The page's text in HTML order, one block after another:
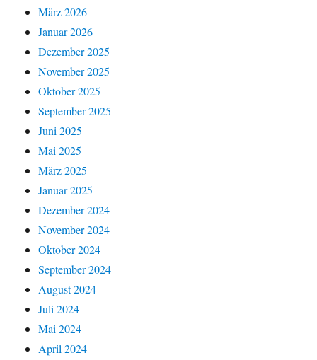
März 2026
Januar 2026
Dezember 2025
November 2025
Oktober 2025
September 2025
Juni 2025
Mai 2025
März 2025
Januar 2025
Dezember 2024
November 2024
Oktober 2024
September 2024
August 2024
Juli 2024
Mai 2024
April 2024